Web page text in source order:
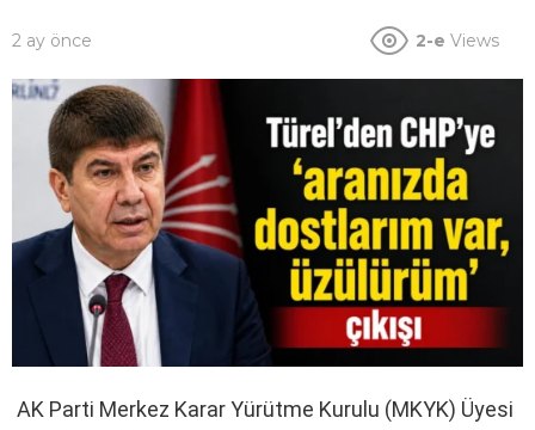
2 ay önce 2-e Views
AK Parti Merkez Karar Yürütme Kurulu (MKYK) Üyesi